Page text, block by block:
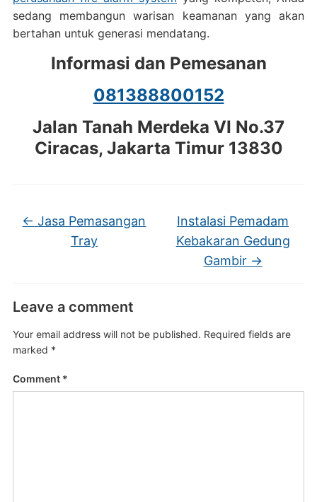
sedang membangun warisan keamanan yang akan
bertahan untuk generasi mendatang.
Informasi dan Pemesanan
081388800152
Jalan Tanah Merdeka VI No.37
Ciracas, Jakarta Timur 13830
← Jasa Pemasangan
Tray
Instalasi Pemadam
Kebakaran Gedung
Gambir →
Leave a comment
Your email address will not be published. Required fields are
marked *
Comment *